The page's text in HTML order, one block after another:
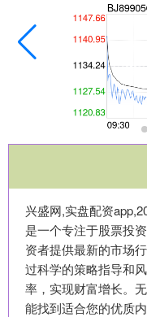
兴盛网,实盘配资
是一个专注于股票投
资者提供最新的市场
过科学的策略指导和
率，实现财富增长。
能找到适合您的优质